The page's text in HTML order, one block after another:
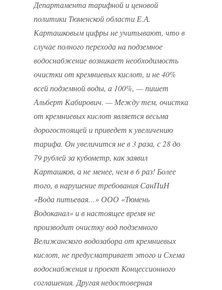
Департамента тарифной и ценовой
политики Тюменской области Е.А.
Карташковым цифры не учитывают, что в
случае полного перехода на подземное
водоснабжение возникает необходимость
очистки от кремниевых кислот, и не 40%
всей подземной воды, а 100%, — пишет
Альберт Кабирович. — Между тем, очистка
от кремниевых кислот является весьма
дорогостоящей и приведет к увеличению
тарифа. Он увеличится не в 3 раза, с 28 до
79 рублей за кубометр, как заявил
Карташков, а не менее, чем в 6 раз! Более
того, в нарушение требования СанПиН
«Вода питьевая…» ООО «Тюмень
Водоканал» и в настоящее время не
производит очистку вод подземного
Велижанского водозабора от кремниевых
кислот, не предусматривает этого и Схема
водоснабжения и проект Концессионного
соглашения. Другая недостоверная